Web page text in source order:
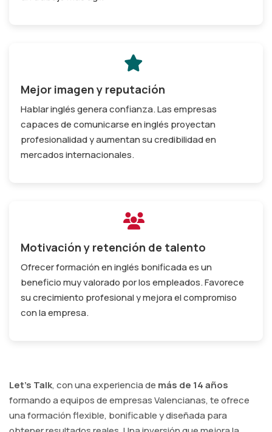
Mejor imagen y reputación
Hablar inglés genera confianza. Las empresas
capaces de comunicarse en inglés proyectan
profesionalidad y aumentan su credibilidad en
mercados internacionales.
Motivación y retención de talento
Ofrecer formación en inglés bonificada es un
beneficio muy valorado por los empleados. Favorece
su crecimiento profesional y mejora el compromiso
con la empresa.
Let's Talk, con una experiencia de más de 14 años
formando a equipos de empresas Valencianas, te ofrece
una formación flexible, bonificable y diseñada para